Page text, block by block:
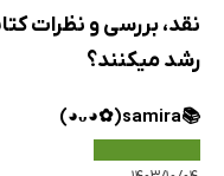
نقد، بررسی و نظرات
رشد میکنند؟
📚samira⁦(⁠◕⁠ᴗ⁠◕⁠✿⁠)⁩⁦